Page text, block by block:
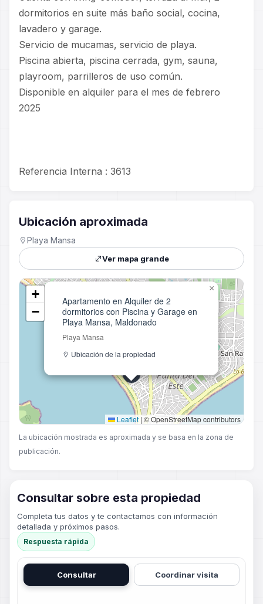
dormitorios en suite más baño social, cocina,
lavadero y garage.
Servicio de mucamas, servicio de playa.
Piscina abierta, piscina cerrada, gym, sauna,
playroom, parrilleros de uso común.
Disponible en alquiler para el mes de febrero
2025
Referencia Interna : 3613
Ubicación aproximada
Playa Mansa
Ver mapa grande
Apartamento en Alquiler de 2
dormitorios con Piscina y Garage en
Playa Mansa, Maldonado
Playa Mansa
Ubicación de la propiedad
×
+
−
Leaflet | © OpenStreetMap contributors
La ubicación mostrada es aproximada y se basa en la zona de
publicación.
Consultar sobre esta propiedad
Completa tus datos y te contactamos con información
detallada y próximos pasos.
Respuesta rápida
Consultar Coordinar visita